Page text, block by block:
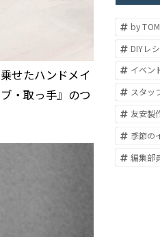
せたハンドメイ
・取っ手』のつ
by
DIYレ
イベン
スタッ
友安製
季節の
編集部